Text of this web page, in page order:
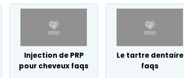
Injection de PRP
pour cheveux faqs
Le tartre dentaire
faqs